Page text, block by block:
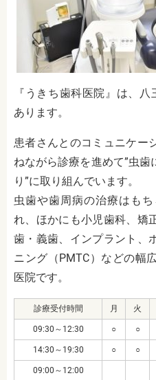
『うきち歯科医院』は、
あります。
患者さんとのコミュニケー
ねながら診療を進めて”虫歯
り”に取り組んでいます。
虫歯や歯周病の治療はも
れ、ほかにも小児歯科、矯
歯・義歯、インプラント、
ニング（PMTC）などの幅
医院です。
診療受付時間 月 火
09:30～12:30 ○ ○
14:30～19:30 ○ ○
09:00～12:00